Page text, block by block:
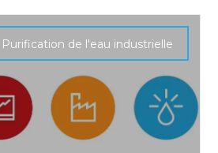
Purification de l'eau industrielle